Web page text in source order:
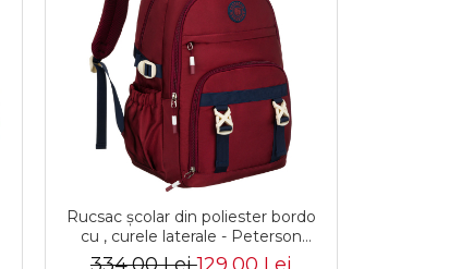
Rucsac școlar din poliester bordo
cu , curele laterale - Peterson
PTR-PTN 8594-1402 BORDO